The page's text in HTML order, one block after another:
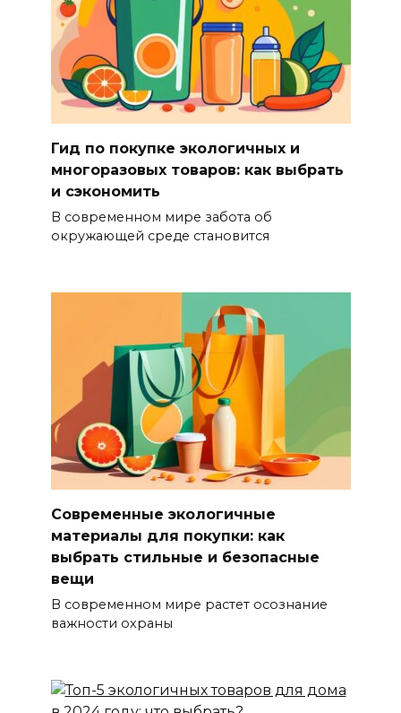
Гид по покупке экологичных и
многоразовых товаров: как выбрать
и сэкономить
В современном мире забота об
окружающей среде становится
Современные экологичные
материалы для покупки: как
выбрать стильные и безопасные
вещи
В современном мире растет осознание
важности охраны